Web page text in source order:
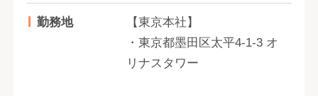
勤務地
【東京本社】
・東京都墨田区太平4-1-3 オ
リナスタワー